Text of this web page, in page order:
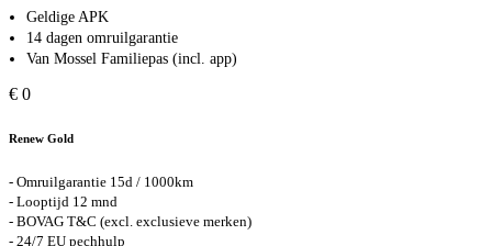
Geldige APK
14 dagen omruilgarantie
Van Mossel Familiepas (incl. app)
€ 0
Renew Gold
- Omruilgarantie 15d / 1000km
- Looptijd 12 mnd
- BOVAG T&C (excl. exclusieve merken)
- 24/7 EU pechhulp